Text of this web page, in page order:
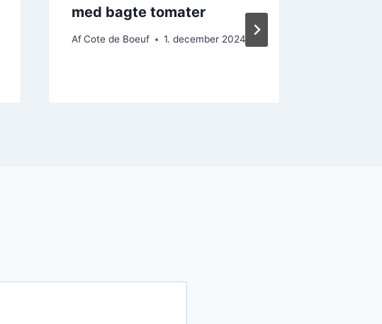
med bagte tomater
Af Cote de Boeuf 1. december 2024